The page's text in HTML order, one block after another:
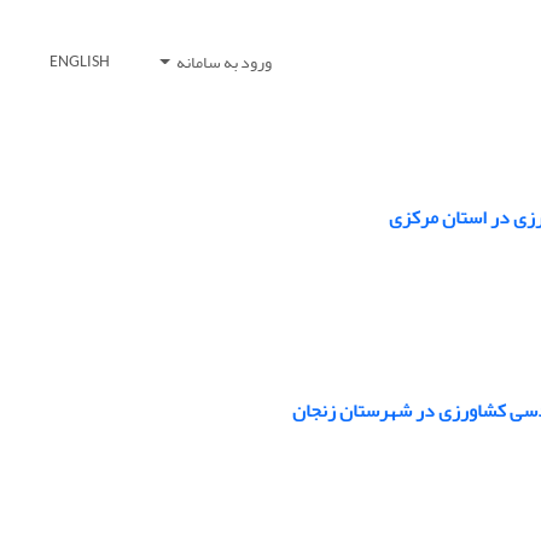
ورود به سامانه ENGLISH
در استان مرکزی
کشاورزی در شهرستان زنجان